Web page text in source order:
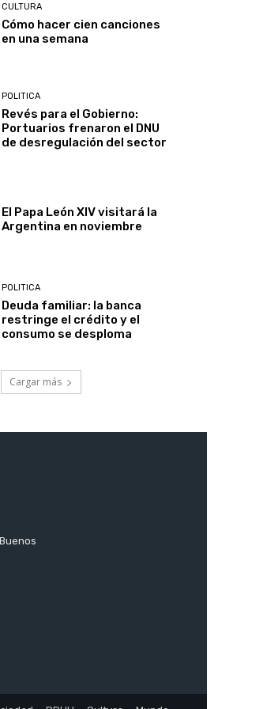
CULTURA
Cómo hacer cien canciones
en una semana
POLITICA
Revés para el Gobierno:
Portuarios frenaron el DNU
de desregulación del sector
El Papa León XIV visitará la
Argentina en noviembre
POLITICA
Deuda familiar: la banca
restringe el crédito y el
consumo se desploma
Cargar más